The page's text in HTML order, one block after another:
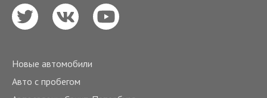
Новые автомобили
Авто с пробегом